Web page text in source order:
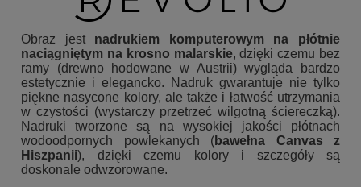
Obraz jest nadrukiem komputerowym na płótnie
naciągniętym na krosno malarskie, dzięki czemu bez
ramy (drewno hodowane w Austrii) wygląda bardzo
estetycznie i elegancko. Nadruk gwarantuje nie tylko
piękne nasycone kolory, ale także i łatwość utrzymania
w czystości (wystarczy przetrzeć wilgotną ściereczką).
Nadruki tworzone są na wysokiej jakości płótnach
wodoodpornych powlekanych (bawełna Canvas z
Hiszpanii), dzięki czemu kolory i szczegóły są
doskonale odwzorowane.